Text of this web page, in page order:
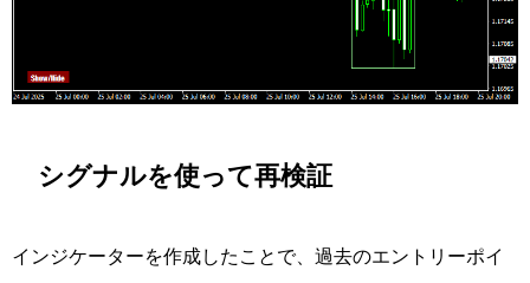
シグナルを使って再検証
インジケーターを作成したことで、過去のエントリーポイ